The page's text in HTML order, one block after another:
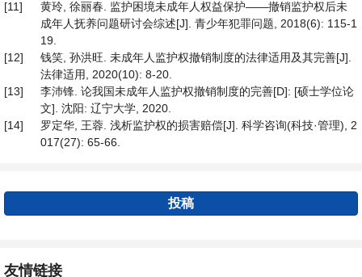
[11]
黄玲, 徐丽春. 监护困境未成年人权益保护——撤销监护权后未
成年人抚养问题研讨会综述[J]. 青少年犯罪问题, 2018(6): 115-1
19.
[12]
钱笑, 孙洪旺. 未成年人监护权撤销制度的法律适用及其完善[J].
法律适用, 2020(10): 8-20.
[13]
李沛锋. 论我国未成年人监护权撤销制度的完善[D]: [硕士学位论
文]. 沈阳: 辽宁大学, 2020.
[14]
罗定华, 王蓉. 浅析监护权的损害赔偿[J]. 科学咨询(科技·管理), 2
017(27): 65-66.
投稿
友情链接